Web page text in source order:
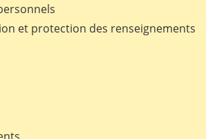
et protection des renseignements